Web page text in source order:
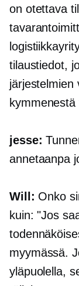
on otettava
tilaustiedot,
järjestelmien
jesse:
annetaanpa
Will: Onko
kuin: "Jos
myymässä.
yläpuolella,